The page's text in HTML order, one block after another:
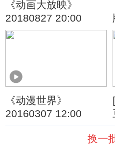
《动画大放映》
20180827 20:00
《动漫世界》
20160307 12:00
换一